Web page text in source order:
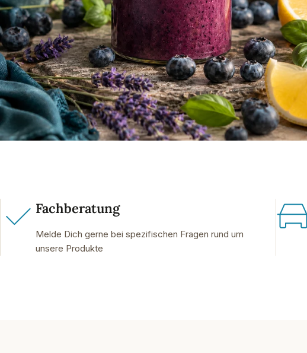
Fachberatung
Melde Dich gerne bei spezifischen Fragen rund um
unsere Produkte